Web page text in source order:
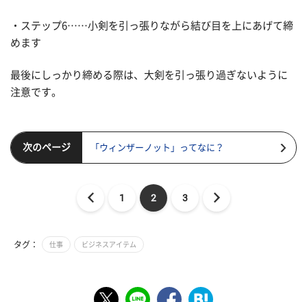
・ステップ6……小剣を引っ張りながら結び目を上にあげて締
めます
最後にしっかり締める際は、大剣を引っ張り過ぎないように
注意です。
次のページ 「ウィンザーノット」ってなに？
1 2 3
タグ： 仕事 ビジネスアイテム